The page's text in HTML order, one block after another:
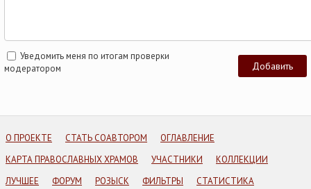
Уведомить меня по итогам проверки
модератором
О ПРОЕКТЕ СТАТЬ СОАВТОРОМ
ОГЛАВЛЕНИЕ
КАРТА ПРАВОСЛАВНЫХ ХРАМОВ
УЧАСТНИКИ
КОЛЛЕКЦИИ
ЛУЧШЕЕ
ФОРУМ РОЗЫСК ФИЛЬТРЫ СТАТИСТИКА